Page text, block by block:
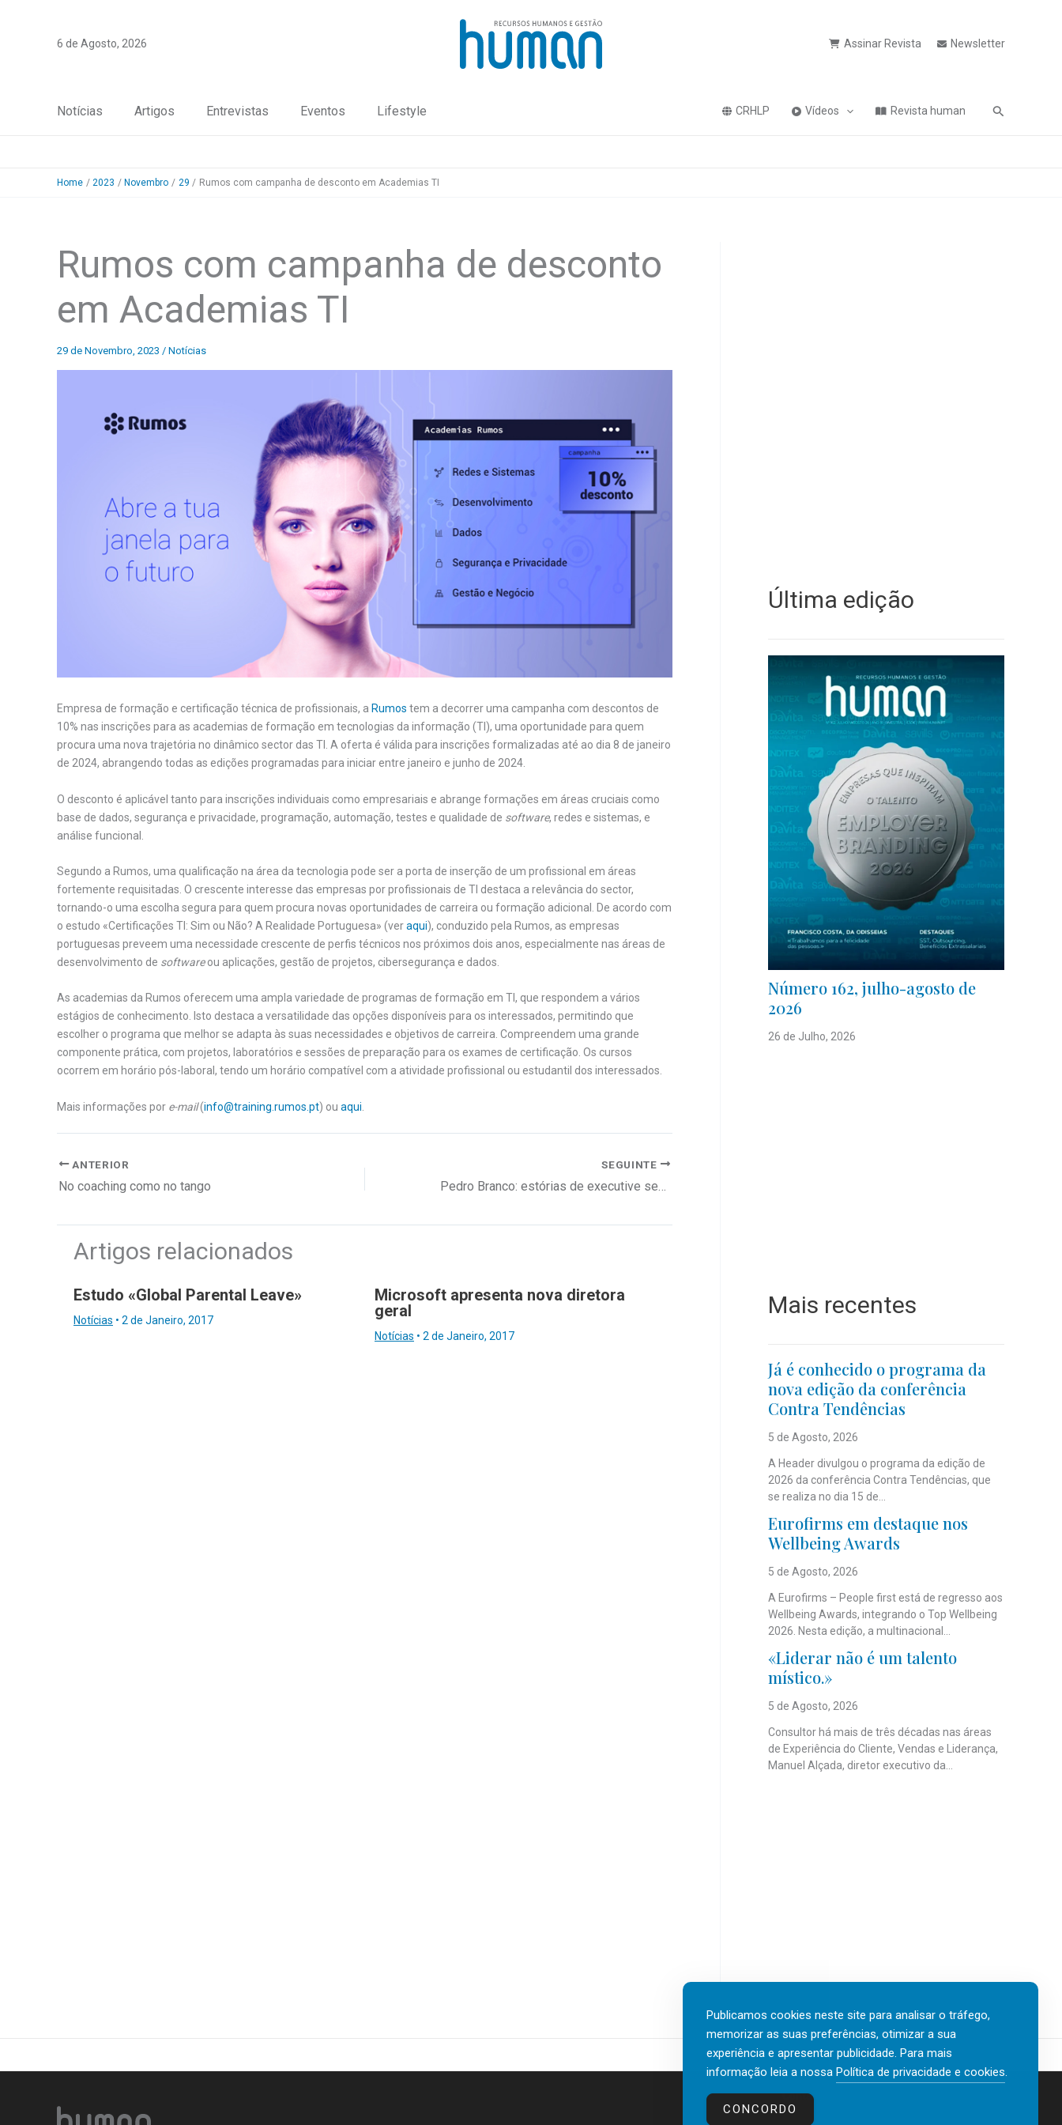
6 de Agosto, 2026 Assinar Revista Newsletter
Notícias Artigos Entrevistas Eventos Lifestyle CRHLP Vídeos Revista human Pesquisa
Home 2023 Novembro 29 Rumos com campanha de desconto em Academias TI
Rumos com campanha de desconto
em Academias TI
29 de Novembro, 2023 / Notícias
Empresa de formação e certificação técnica de profissionais, a Rumos tem a decorrer uma campanha com descontos de
10% nas inscrições para as academias de formação em tecnologias da informação (TI), uma oportunidade para quem
procura uma nova trajetória no dinâmico sector das TI. A oferta é válida para inscrições formalizadas até ao dia 8 de janeiro
de 2024, abrangendo todas as edições programadas para iniciar entre janeiro e junho de 2024.
O desconto é aplicável tanto para inscrições individuais como empresariais e abrange formações em áreas cruciais como
base de dados, segurança e privacidade, programação, automação, testes e qualidade de software, redes e sistemas, e
análise funcional.
Segundo a Rumos, uma qualificação na área da tecnologia pode ser a porta de inserção de um profissional em áreas
fortemente requisitadas. O crescente interesse das empresas por profissionais de TI destaca a relevância do sector,
tornando-o uma escolha segura para quem procura novas oportunidades de carreira ou formação adicional. De acordo com
o estudo «Certificações TI: Sim ou Não? A Realidade Portuguesa» (veraqui), conduzido pela Rumos, as empresas
portuguesas preveem uma necessidade crescente de perfis técnicos nos próximos dois anos, especialmente nas áreas de
desenvolvimento de softwareou aplicações, gestão de projetos, cibersegurança e dados.
As academias da Rumos oferecem uma ampla variedade de programas de formação em TI, que respondem a vários
estágios de conhecimento. Isto destaca a versatilidade das opções disponíveis para os interessados, permitindo que
escolher o programa que melhor se adapta às suas necessidades e objetivos de carreira. Compreendem uma grande
componente prática, com projetos, laboratórios e sessões de preparação para os exames de certificação. Os cursos
ocorrem em horário pós-laboral, tendo um horário compatível com a atividade profissional ou estudantil dos interessados.
Mais informações por e-mail(info@training.rumos.pt) ou aqui
ANTERIOR
No coaching como no tango
SEGUINTE
Pedro Branco: estórias de executive search
Artigos relacionados
Estudo «Global Parental Leave»
Notícias • 2 de Janeiro, 2017
Microsoft apresenta nova diretora
geral
Notícias • 2 de Janeiro, 2017
Última edição
Número 162, julho-agosto de
2026
26 de Julho, 2026
Mais recentes
Já é conhecido o programa da
nova edição da conferência
Contra Tendências
5 de Agosto, 2026
A Header divulgou o programa da edição de
2026 da conferência Contra Tendências, que
se realiza no dia 15 de...
Eurofirms em destaque nos
Wellbeing Awards
5 de Agosto, 2026
A Eurofirms – People first está de regresso aos
Wellbeing Awards, integrando o Top Wellbeing
2026. Nesta edição, a multinacional...
«Liderar não é um talento
místico.»
5 de Agosto, 2026
Consultor há mais de três décadas nas áreas
de Experiência do Cliente, Vendas e Liderança,
Manuel Alçada, diretor executivo da...
Contactos
Publicamos cookies neste site para analisar o tráfego,
memorizar as suas preferências, otimizar a sua
experiência e apresentar publicidade. Para mais
informação leia a nossa Política de privacidade e cookies.
CONCORDO